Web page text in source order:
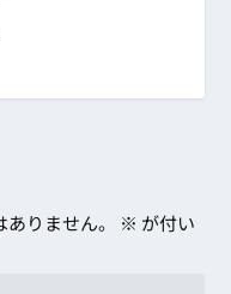
りません。 ※ が付い